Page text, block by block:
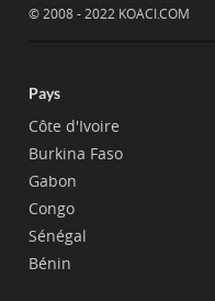
© 2008 - 2022 KOACI.COM
Pays
Côte d'Ivoire
Burkina Faso
Gabon
Congo
Sénégal
Bénin